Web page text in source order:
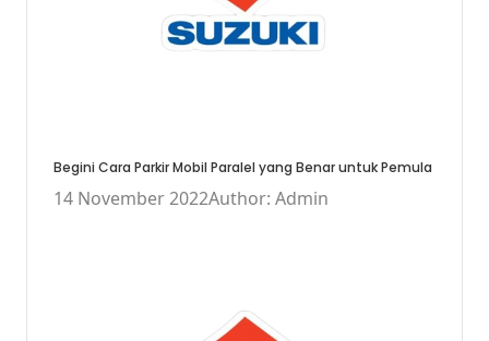
Begini Cara Parkir Mobil Paralel yang Benar untuk Pemula
14 November 2022Author: Admin